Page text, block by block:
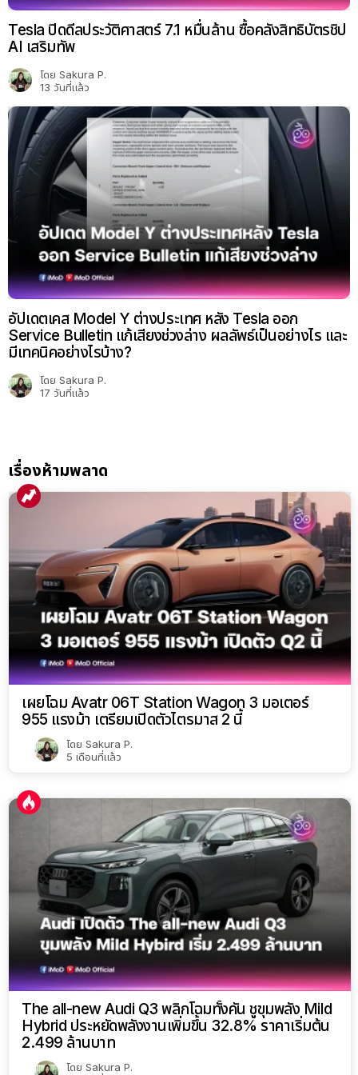
Tesla ปิดดีลประวัติศาสตร์ 7.1 หมื่นล้าน ซื้อคลังสิทธิบัตรชิป
AI เสริมทัพ
โดย Sakura P.
13 วันที่แล้ว
อัปเดตเคส Model Y ต่างประเทศ หลัง Tesla ออก
Service Bulletin แก้เสียงช่วงล่าง ผลลัพธ์เป็นอย่างไร และ
มีเทคนิคอย่างไรบ้าง?
โดย Sakura P.
17 วันที่แล้ว
เรื่องห้ามพลาด
เผยโฉม Avatr 06T Station Wagon 3 มอเตอร์
955 แรงม้า เตรียมเปิดตัวไตรมาส 2 นี้
โดย Sakura P.
5 เดือนที่แล้ว
The all-new Audi Q3 พลิกโฉมทั้งคัน ชูขุมพลัง Mild
Hybrid ประหยัดพลังงานเพิ่มขึ้น 32.8% ราคาเริ่มต้น
2.499 ล้านบาท
โดย Sakura P.